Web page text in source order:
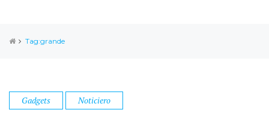
Tag:grande
Gadgets Noticiero